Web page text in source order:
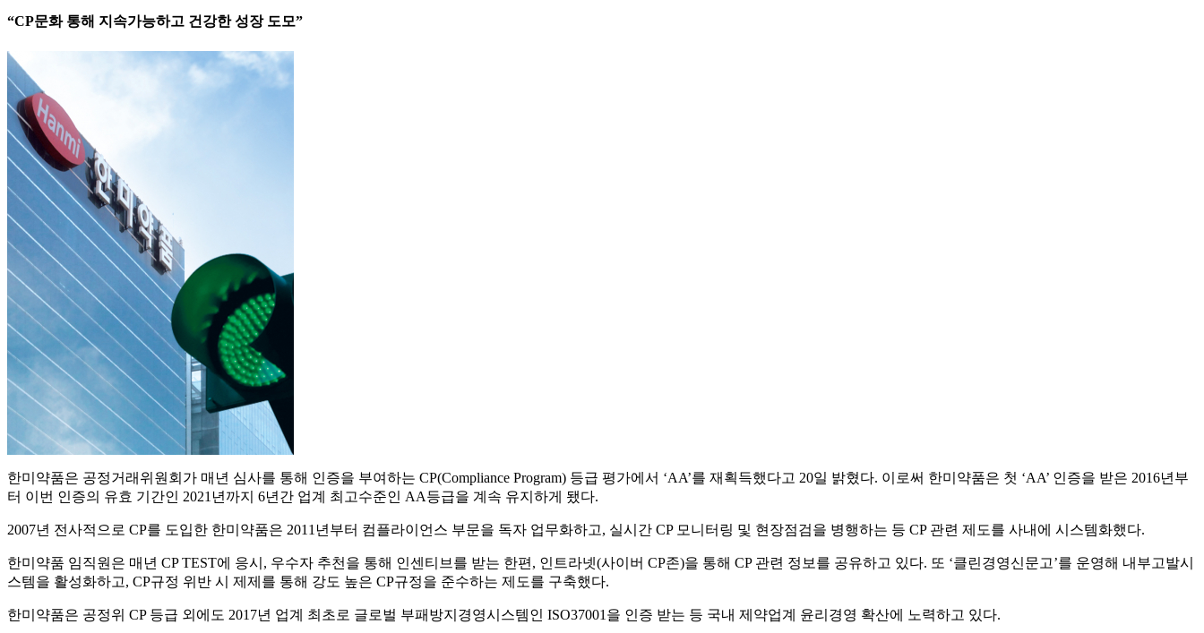
“CP문화 통해 지속가능하고 건강한 성장 도모”
한미약품은 공정거래위원회가 매년 심사를 통해 인증을 부여하는 CP(Compliance Program) 등급 평가에서 ‘AA’를 재획득했다고 20일 밝혔다. 이로써 한미약품은 첫 ‘AA’ 인증을 받은 2016년부
터 이번 인증의 유효 기간인 2021년까지 6년간 업계 최고수준인 AA등급을 계속 유지하게 됐다.
2007년 전사적으로 CP를 도입한 한미약품은 2011년부터 컴플라이언스 부문을 독자 업무화하고, 실시간 CP 모니터링 및 현장점검을 병행하는 등 CP 관련 제도를 사내에 시스템화했다.
한미약품 임직원은 매년 CP TEST에 응시, 우수자 추천을 통해 인센티브를 받는 한편, 인트라넷(사이버 CP존)을 통해 CP 관련 정보를 공유하고 있다. 또 ‘클린경영신문고’를 운영해 내부고발시
스템을 활성화하고, CP규정 위반 시 제제를 통해 강도 높은 CP규정을 준수하는 제도를 구축했다.
한미약품은 공정위 CP 등급 외에도 2017년 업계 최초로 글로벌 부패방지경영시스템인 ISO37001을 인증 받는 등 국내 제약업계 윤리경영 확산에 노력하고 있다.